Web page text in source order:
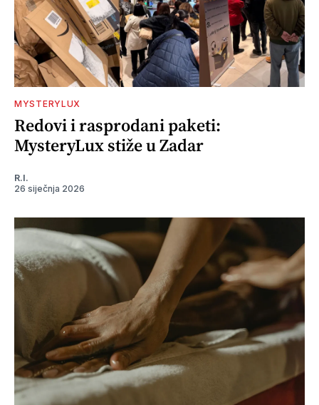
MYSTERYLUX
Redovi i rasprodani paketi:
MysteryLux stiže u Zadar
R.I.
26 siječnja 2026